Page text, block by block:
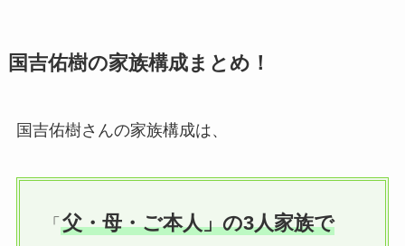
国吉佑樹の家族構成まとめ！
国吉佑樹さんの家族構成は、
「 父・母・ご本人」の3人家族で